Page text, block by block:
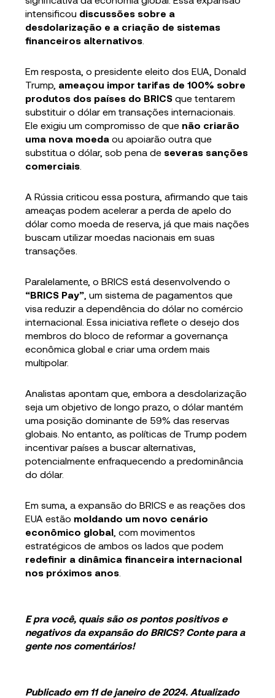
intensificou discussões sobre a
desdolarização e a criação de sistemas
financeiros alternativos
Em resposta, o presidente eleito dos EUA, Donald
Trump, ameaçou impor tarifas de 100% sobre
produtos dos países do BRICS que tentarem
substituir o dólar em transações internacionais.
Ele exigiu um compromisso de que não criarão
uma nova moeda ou apoiarão outra que
substitua o dólar, sob pena de severas sanções
comerciais
A Rússia criticou essa postura, afirmando que tais
ameaças podem acelerar a perda de apelo do
dólar como moeda de reserva, já que mais nações
buscam utilizar moedas nacionais em suas
transações.
Paralelamente, o BRICS está desenvolvendo o
“BRICS Pay” , um sistema de pagamentos que
visa reduzir a dependência do dólar no comércio
internacional. Essa iniciativa reflete o desejo dos
membros do bloco de reformar a governança
econômica global e criar uma ordem mais
multipolar.
Analistas apontam que, embora a desdolarização
seja um objetivo de longo prazo, o dólar mantém
uma posição dominante de 59% das reservas
globais. No entanto, as políticas de Trump podem
incentivar países a buscar alternativas,
potencialmente enfraquecendo a predominância
do dólar.
Em suma, a expansão do BRICS e as reações dos
EUA estão moldando um novo cenário
econômico global , com movimentos
estratégicos de ambos os lados que podem
redefinir a dinâmica financeira internacional
nos próximos anos
E pra você, quais são os pontos positivos e
negativos da expansão do BRICS? Conte para a
gente nos comentários!
Publicado em 11 de janeiro de 2024. Atualizado